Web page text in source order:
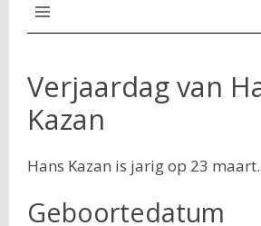
Verjaardag van
Kazan
Hans Kazan is jarig op 23 maart.
Geboortedatum